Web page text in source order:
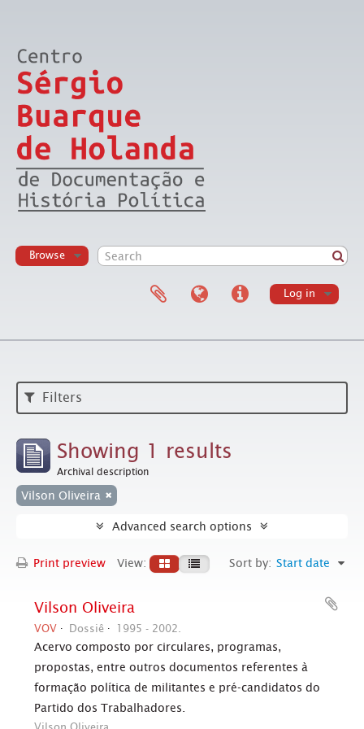
Browse
Log in
Filters
Showing 1 results
Archival description
Vilson Oliveira
Advanced search options
Print preview View: Sort by: Start date
Vilson Oliveira
VOV Dossiê 1995 - 2002.
Acervo composto por circulares, programas,
propostas, entre outros documentos referentes à
formação política de militantes e pré-candidatos do
Partido dos Trabalhadores.